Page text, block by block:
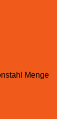
Menge